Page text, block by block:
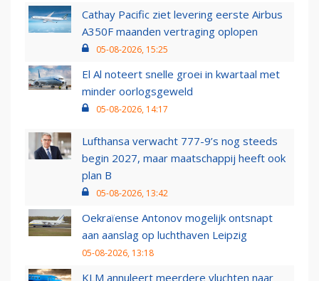
Cathay Pacific ziet levering eerste Airbus
A350F maanden vertraging oplopen
05-08-2026, 15:25
El Al noteert snelle groei in kwartaal met
minder oorlogsgeweld
05-08-2026, 14:17
Lufthansa verwacht 777-9’s nog steeds
begin 2027, maar maatschappij heeft ook
plan B
05-08-2026, 13:42
Oekraïense Antonov mogelijk ontsnapt
aan aanslag op luchthaven Leipzig
05-08-2026, 13:18
KLM annuleert meerdere vluchten naar